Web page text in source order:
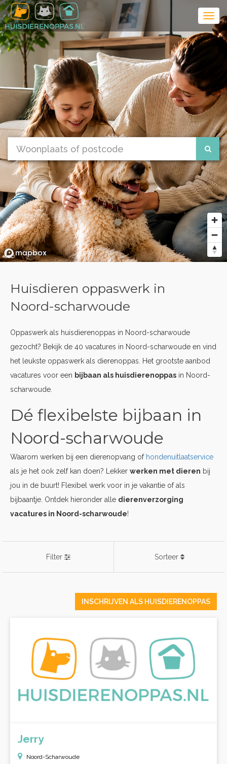
Huisdieren oppaswerk in
Noord-scharwoude
Oppaswerk als huisdierenoppas in Noord-scharwoude
gezocht? Bekijk de 40 vacatures in Noord-scharwoude en vind
het leukste oppaswerk als dierenoppas. Het grootste aanbod
vacatures voor een bijbaan als huisdierenoppas in Noord-
scharwoude.
Dé flexibelste bijbaan in
Noord-scharwoude
Waarom werken bij een dierenopvang of hondenuitlaatservice
als je het ook zelf kan doen? Lekker werken met dieren bij
jou in de buurt! Flexibel werk voor in je vakantie of als
bijbaantje. Ontdek hieronder alle dierenverzorging
vacatures in Noord-scharwoude!
Filter Sorteer
INSCHRIJVEN ALS HUISDIERENOPPAS
Jerry
Noord-Scharwoude